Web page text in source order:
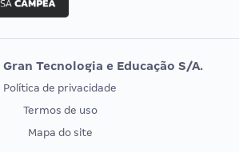
Vunesp
EXAME DE ORDEM
Tecnologia e Educação S/A.
Política de privacidade
Termos de uso
Mapa do site